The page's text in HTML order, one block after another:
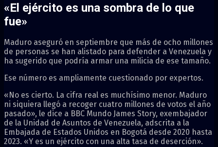
«El ejército es una sombra de lo que
fue»
Maduro aseguró en septiembre que más de ocho millones
de personas se han alistado para defender a Venezuela y
ha sugerido que podría armar una milicia de ese tamaño.
Ese número es ampliamente cuestionado por expertos.
«No es cierto. La cifra real es muchísimo menor. Maduro
ni siquiera llegó a recoger cuatro millones de votos el año
pasado», le dice a BBC Mundo James Story, exembajador
de la Unidad de Asuntos de Venezuela, adscrita a la
Embajada de Estados Unidos en Bogotá desde 2020 hasta
2023. «Y es un ejército con una alta tasa de deserción».